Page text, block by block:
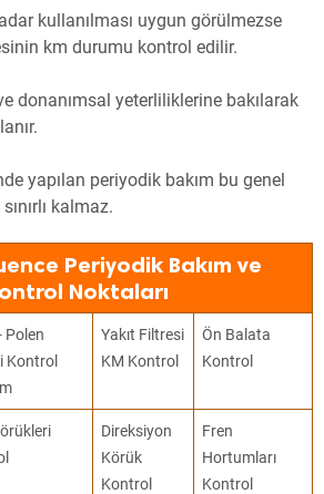
kullanılması uygun görülmezse
km durumu kontrol edilir.
donanımsal yeterliliklerine bakılarak
yapılan periyodik bakım bu genel
kalmaz.
Periyodik Bakım ve
Noktaları
Polen
Kontrol
Yakıt Filtresi
KM Kontrol
Ön Balata
Kontrol
Direksiyon
Körük
Kontrol
Fren
Hortumları
Kontrol